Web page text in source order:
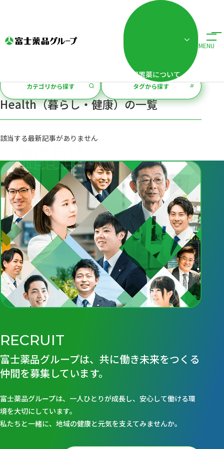
配置薬について
MENU
ホーム 富士薬品グループのオウンドメディア Fuji 記事一覧「Health（暮ら
富士薬品グループのオウンドメディア
カテゴリから探す タグから探す
Health（暮らし・健康）の一覧
該当する最新記事がありません
RECRUIT
富士薬品グループは、共に働き未来をつくる
仲間を募集しています。
富士薬品グループは、一人ひとりが成長し、安心して働ける環
境を大切にしています。
私たちと一緒に、地域の健康と元気を支えてみませんか。